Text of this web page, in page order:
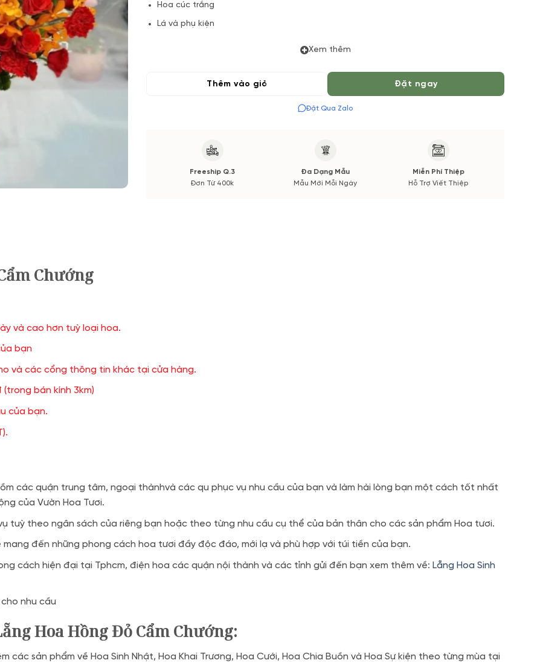
Hoa cúc trắng
Lá và phụ kiện
(*) Đơn hàng cần đặt trước tối thiểu 04 tiếng để được phục vụ tốt nhất. Màu hoa có thể
Xem thêm
Thêm vào giỏ Đặt ngay
Đặt Qua Zalo
Freeship Q.3
Đơn Từ 400k
Đa Dạng Mẫu
Mẫu Mới Mỗi Ngày
Miễn Phí Thiệp
Hỗ Trợ Viết Thiệp
Chướng
và cao hơn tuỳ loại hoa.
bạn
và các cổng thông tin khác tại cửa hàng.
bán kính 3km)
của bạn.
các quận trung tâm, ngoại thànhvà các qu phục vụ nhu cầu của bạn và làm hài lòng bạn một cách tốt nhất
của Vườn Hoa Tươi.
tuỳ theo ngân sách của riêng bạn hoặc theo từng nhu cầu cụ thể của bản thân cho các sản phẩm Hoa tươi.
đến những phong cách hoa tươi đầy độc đáo, mới lạ và phù hợp với túi tiền của bạn.
cách hiện đại tại Tphcm, điện hoa các quận nội thành và các tỉnh gửi đến bạn xem thêm về: Lẵng Hoa Sinh
nhu cầu
Hoa Hồng Đỏ Cẩm Chướng:
sản phẩm về Hoa Sinh Nhật, Hoa Khai Trương, Hoa Cưới, Hoa Chia Buồn và Hoa Sự kiện theo từng mùa tại